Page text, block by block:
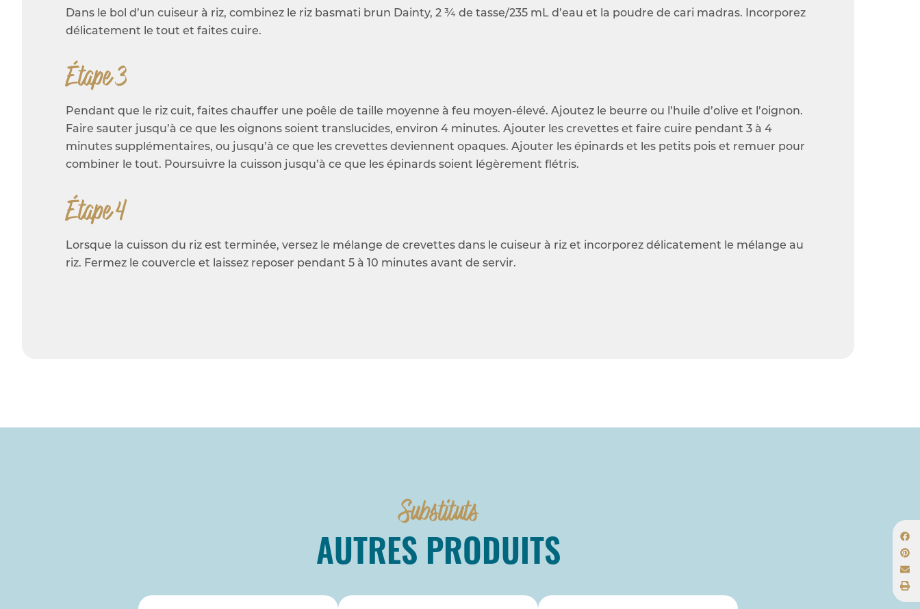
Dans le bol d’un cuiseur à riz, combinez le riz basmati brun Dainty, 2 ¾ de tasse/235 mL d’eau et la poudre de cari madras. Incorporez
délicatement le tout et faites cuire.
Étape 3
Pendant que le riz cuit, faites chauffer une poêle de taille moyenne à feu moyen-élevé. Ajoutez le beurre ou l’huile d’olive et l’oignon.
Faire sauter jusqu’à ce que les oignons soient translucides, environ 4 minutes. Ajouter les crevettes et faire cuire pendant 3 à 4
minutes supplémentaires, ou jusqu’à ce que les crevettes deviennent opaques. Ajouter les épinards et les petits pois et remuer pour
combiner le tout. Poursuivre la cuisson jusqu’à ce que les épinards soient légèrement flétris.
Étape 4
Lorsque la cuisson du riz est terminée, versez le mélange de crevettes dans le cuiseur à riz et incorporez délicatement le mélange au
riz. Fermez le couvercle et laissez reposer pendant 5 à 10 minutes avant de servir.
Substituts
AUTRES PRODUITS